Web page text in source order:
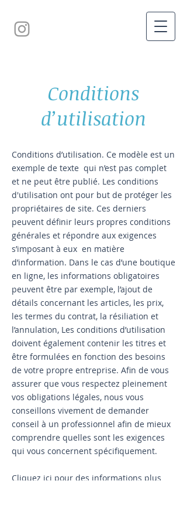
Conditions
d’utilisation
Conditions d’utilisation. Ce modèle est un
exemple de texte qui n’est pas complet
et ne peut être publié. Les conditions
d'utilisation ont pour but de protéger les
propriétaires de site. Ces derniers
peuvent définir leurs propres conditions
générales et répondre aux exigences
s’imposant à eux en matière
d’information. Dans le cas d’une boutique
en ligne, les informations obligatoires
peuvent être par exemple, l’ajout de
détails concernant les articles, les prix,
les termes du contrat, la résiliation et
l’annulation, Les conditions d’utilisation
doivent également contenir les titres et
être formulées en fonction des besoins
de votre propre entreprise. Afin de vous
assurer que vous respectez pleinement
vos obligations légales, nous vous
conseillons vivement de demander
conseil à un professionnel afin de mieux
comprendre quelles sont les exigences
qui vous concernent spécifiquement.
Cliquez ici pour des informations plus